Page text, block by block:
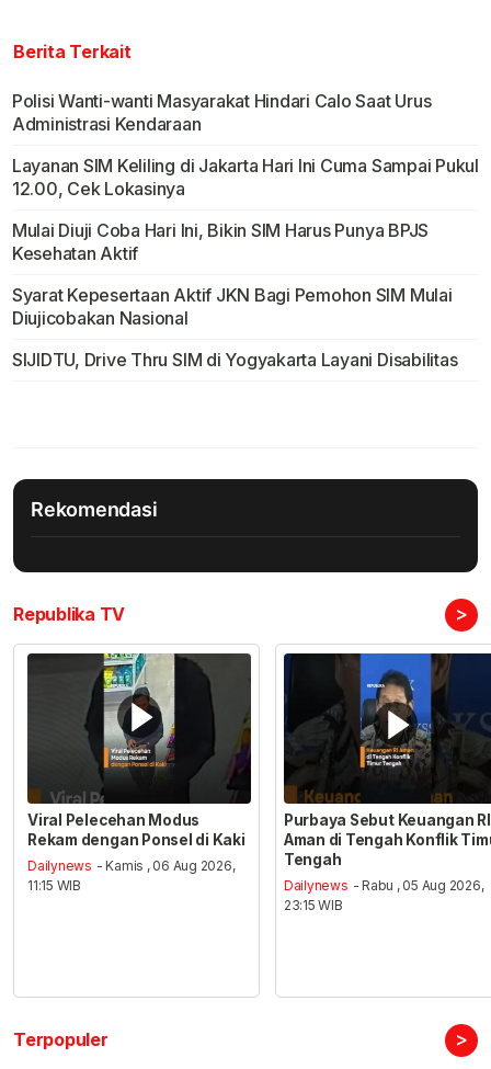
Berita Terkait
Polisi Wanti-wanti Masyarakat Hindari Calo Saat Urus
Administrasi Kendaraan
Layanan SIM Keliling di Jakarta Hari Ini Cuma Sampai Pukul
12.00, Cek Lokasinya
Mulai Diuji Coba Hari Ini, Bikin SIM Harus Punya BPJS
Kesehatan Aktif
Syarat Kepesertaan Aktif JKN Bagi Pemohon SIM Mulai
Diujicobakan Nasional
SIJIDTU, Drive Thru SIM di Yogyakarta Layani Disabilitas
Rekomendasi
Republika TV >
Viral Pelecehan Modus
Rekam dengan Ponsel di Kaki
Dailynews - Kamis , 06 Aug 2026,
11:15 WIB
Purbaya Sebut Keuangan RI
Aman di Tengah Konflik
Tengah
Dailynews - Rabu , 05 Aug 2026,
23:15 WIB
Terpopuler >